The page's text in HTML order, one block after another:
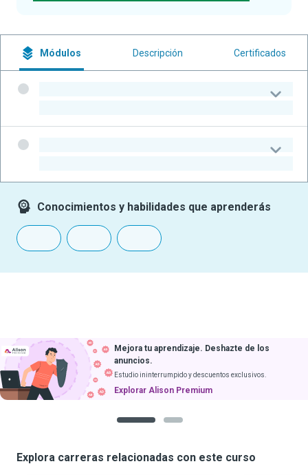
Módulos Descripción Certificados
Conocimientos y habilidades que aprenderás
Mejora tu aprendizaje. Deshazte de los
anuncios.
Estudio ininterrumpido y descuentos exclusivos.
Explorar Alison Premium
Explora carreras relacionadas con este curso